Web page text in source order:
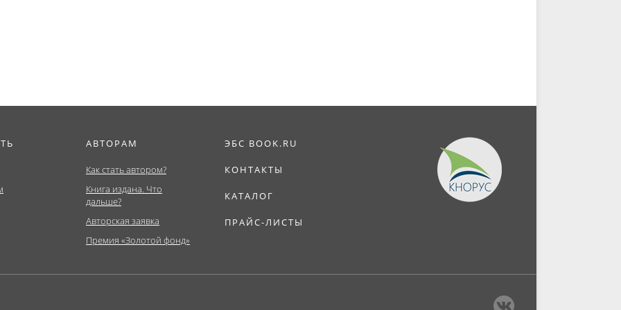
АВТОРАМ
Как стать автором?
Книга издана. Что
дальше?
Авторская заявка
Премия «Золотой фонд»
ЭБС BOOK.RU
КОНТАКТЫ
КАТАЛОГ
ПРАЙС-ЛИСТЫ